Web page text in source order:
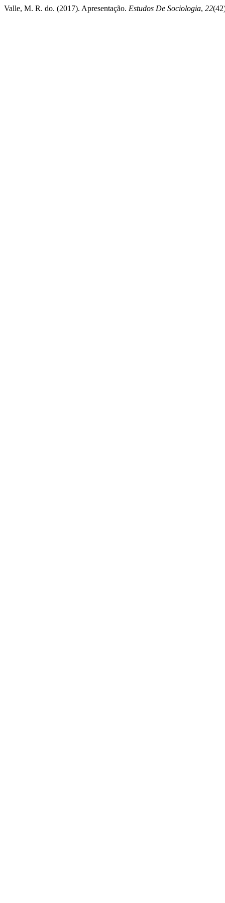
Valle, M. R. do. (2017). Apresentação. Estudos De Sociologia, 22